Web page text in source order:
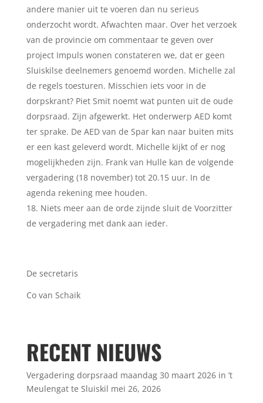
andere manier uit te voeren dan nu serieus
onderzocht wordt. Afwachten maar. Over het verzoek
van de provincie om commentaar te geven over
project Impuls wonen constateren we, dat er geen
Sluiskilse deelnemers genoemd worden. Michelle zal
de regels toesturen. Misschien iets voor in de
dorpskrant? Piet Smit noemt wat punten uit de oude
dorpsraad. Zijn afgewerkt. Het onderwerp AED komt
ter sprake. De AED van de Spar kan naar buiten mits
er een kast geleverd wordt. Michelle kijkt of er nog
mogelijkheden zijn. Frank van Hulle kan de volgende
vergadering (18 november) tot 20.15 uur. In de
agenda rekening mee houden.
Niets meer aan de orde zijnde sluit de Voorzitter
de vergadering met dank aan ieder.
De secretaris
Co van Schaik
RECENT NIEUWS
Vergadering dorpsraad maandag 30 maart 2026 in ’t
Meulengat te Sluiskil mei 26, 2026